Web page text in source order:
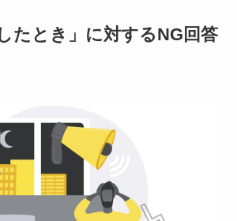
たとき」に対するNG回答